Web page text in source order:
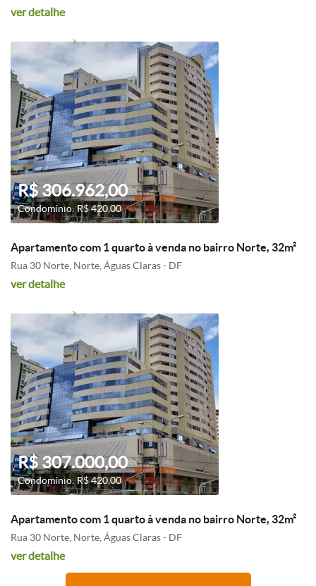
ver detalhe
R$ 306.962,00
Condomínio: R$ 420,00
Apartamento com 1 quarto à venda no bairro Norte, 32m²
Rua 30 Norte, Norte, Águas Claras - DF
ver detalhe
R$ 307.000,00
Condomínio: R$ 420,00
Apartamento com 1 quarto à venda no bairro Norte, 32m²
Rua 30 Norte, Norte, Águas Claras - DF
ver detalhe